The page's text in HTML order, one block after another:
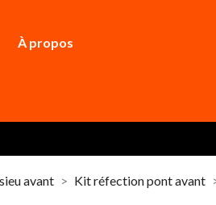
À propos
avant Kit réfection pont avant